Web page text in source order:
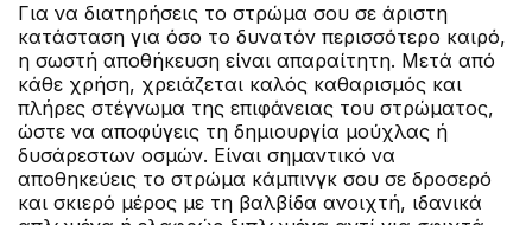
Για να διατηρήσεις το στρώμα σου σε άριστη
κατάσταση για όσο το δυνατόν περισσότερο καιρό,
η σωστή αποθήκευση είναι απαραίτητη. Μετά από
κάθε χρήση, χρειάζεται καλός καθαρισμός και
πλήρες στέγνωμα της επιφάνειας του στρώματος,
ώστε να αποφύγεις τη δημιουργία μούχλας ή
δυσάρεστων οσμών. Είναι σημαντικό να
αποθηκεύεις το στρώμα κάμπινγκ σου σε δροσερό
και σκιερό μέρος με τη βαλβίδα ανοιχτή, ιδανικά